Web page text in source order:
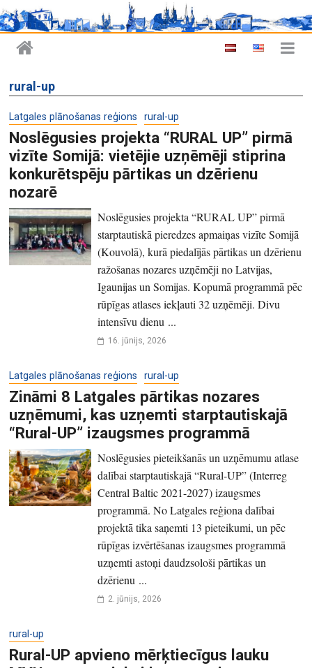
rural-up
Latgales plānošanas reģions rural-up
Noslēgusies projekta “RURAL UP” pirmā
vizīte Somijā: vietējie uzņēmēji stiprina
konkurētspēju pārtikas un dzērienu
nozarē
Noslēgusies projekta “RURAL UP” pirmā
starptautiskā pieredzes apmaiņas vizīte Somijā
(Kouvolā), kurā piedalījās pārtikas un dzērienu
ražošanas nozares uzņēmēji no Latvijas,
Igaunijas un Somijas. Kopumā programmā pēc
rūpīgas atlases iekļauti 32 uzņēmēji. Divu
intensīvu dienu ...
16. jūnijs, 2026
Latgales plānošanas reģions rural-up
Zināmi 8 Latgales pārtikas nozares
uzņēmumi, kas uzņemti starptautiskajā
“Rural-UP” izaugsmes programmā
Noslēgusies pieteikšanās un uzņēmumu atlase
dalībai starptautiskajā “Rural-UP” (Interreg
Central Baltic 2021-2027) izaugsmes
programmā. No Latgales reģiona dalībai
projektā tika saņemti 13 pieteikumi, un pēc
rūpīgas izvērtēšanas izaugsmes programmā
uzņemti astoņi daudzsološi pārtikas un
dzērienu ...
2. jūnijs, 2026
rural-up
Rural-UP apvieno mērķtiecīgus lauku